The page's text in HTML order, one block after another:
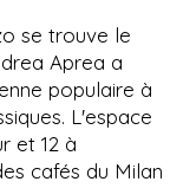
se trouve le
Aprea a
populaire à
L'espace
et 12 à
cafés du Milan